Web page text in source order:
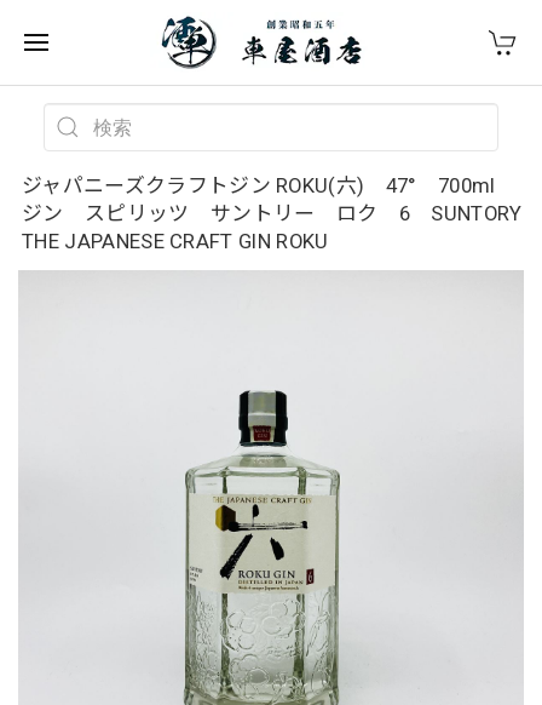
ジャパニーズクラフトジン ROKU(六) 47° 700ml
ジン スピリッツ サントリー ロク 6 SUNTORY
THE JAPANESE CRAFT GIN ROKU